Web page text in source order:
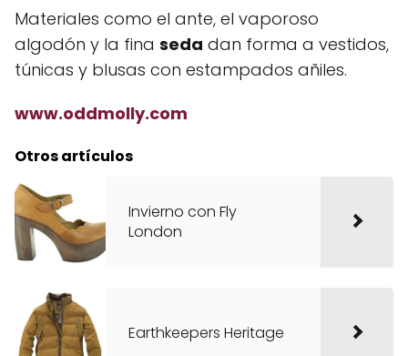
Materiales como el ante, el vaporoso
algodón y la fina seda dan forma a vestidos,
túnicas y blusas con estampados añiles.
www.oddmolly.com
Otros artículos
Invierno con Fly
London
Earthkeepers Heritage